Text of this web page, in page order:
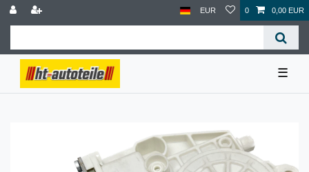
EUR 0 0,00 EUR
☰